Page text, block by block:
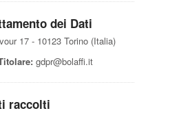
dei Dati
17 - 10123 Torino (Italia)
gdpr@bolaffi.it
raccolti